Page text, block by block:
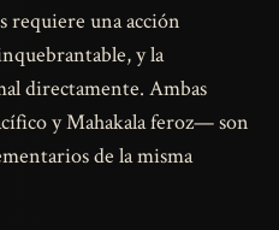
requiere una acción
y la
directamente. Ambas
y Mahakala feroz— son
de la misma